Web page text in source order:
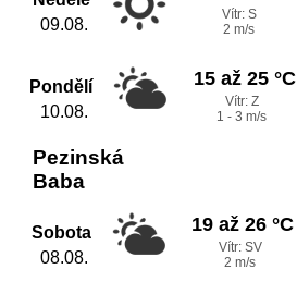
09.08.
Vítr: S
2 m/s
Pondělí
10.08.
15 až 25 °C
Vítr: Z
1 - 3 m/s
Pezinská
Baba
Sobota
08.08.
19 až 26 °C
Vítr: SV
2 m/s